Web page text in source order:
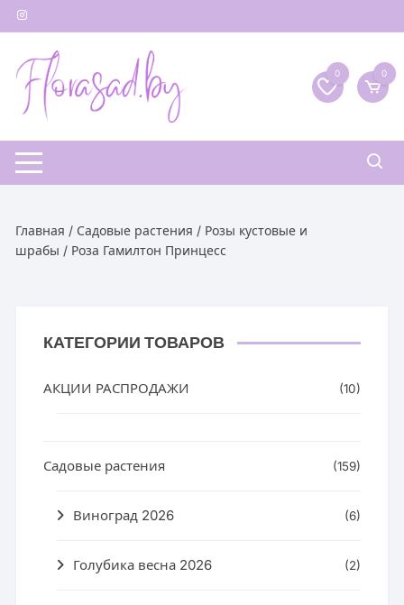
Перейти
к
содержимому
0 0
Главная / Садовые растения / Розы кустовые и
шрабы / Роза Гамилтон Принцесс
КАТЕГОРИИ ТОВАРОВ
АКЦИИ РАСПРОДАЖИ (10)
Садовые растения (159)
Виноград 2026 (6)
Голубика весна 2026 (2)